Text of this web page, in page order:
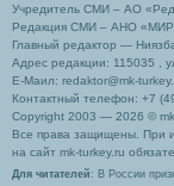
Учредитель СМИ – АО
Редакция СМИ – АНО
Главный редактор —
Адрес редакции: 115035 ,
Е-Маил: redaktor@mk-
Контактный телефон: +7
Copyright 2003 — 2026 ©
Все права защищены. При
на сайт mk-turkey.ru
Для читателей : В России